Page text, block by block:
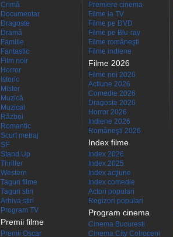
Crimă
Documentar
Dragoste
Dramă
Familie
Fantastic
Film noir
Horror
Istoric
Mister
Muzică
Muzical
Război
Romantic
Scurt metraj
SF
Stand Up
Thriller
Western
Taguri filme
Taguri stiri
Arhiva stiri
Program TV
Premii filme
Premii Oscar
Premiere cinema
Filme la TV
Filme pe DVD
Filme pe Blu-ray
Filme româneşti
Filme indiene
Filme 2026
Filme noi 2026
Actiune 2026
Comedie 2026
Dragoste 2026
Horror 2026
Indiene 2026
Româneşti 2026
Index filme
Index 2026
Index 2025
Index acţiune
Index comedie
Actori populari
Regizori populari
Program cinema
Cinema Bucuresti
Cinema City Cotroceni